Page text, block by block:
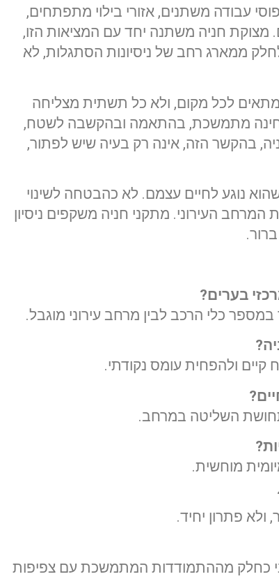
עבודה משתנים, אזורי בילוי מתפתחים,
מצוקת חניה משתנה יחד עם המציאות הזו,
ממארג רחב של ניסיונות הסתגלות, לא
לכל מקום, ולא כל תשתית מצליחה
מתמשכת, בהתאמה ובהקשבה לשטח,
בהקשר הזה, אינה רק בעיה שיש לפתור,
נוגע לחיים עצמם. לא כהבטחה לשינוי
העירוני. מתקני חניה משקפים ניסיון
בערים?
כלי הרכב לבין מרחב עירוני מוגבל.
?
קיים ולהפחית עומס נקודתי.
?
השליטה במרחב.
?
מוחשית.
פתרון יחיד.
כחלק מההתמודדות המתמשכת עם צפיפות